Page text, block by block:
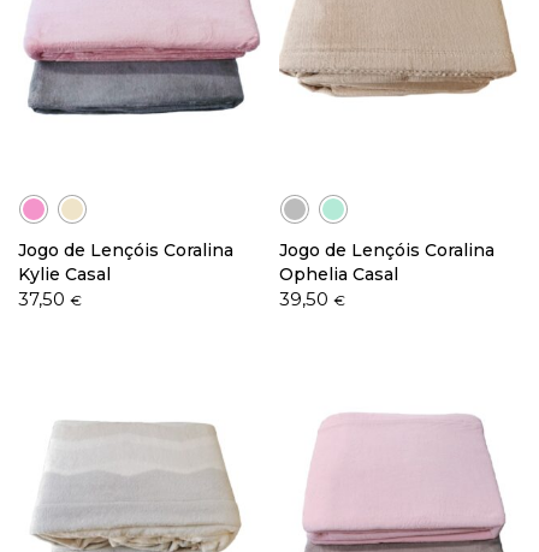
Jogo de Lençóis Coralina
Kylie Casal
37,50 €
Jogo de Lençóis Coralina
Ophelia Casal
39,50 €